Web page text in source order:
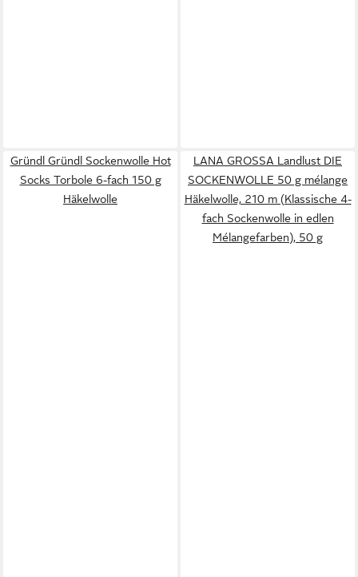
Gründl Gründl Sockenwolle Hot
Socks Torbole 6-fach 150 g
Häkelwolle
LANA GROSSA Landlust DIE
SOCKENWOLLE 50 g mélange
Häkelwolle, 210 m (Klassische 4-
fach Sockenwolle in edlen
Mélangefarben), 50 g